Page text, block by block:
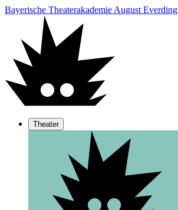
Bayerische Theaterakademie August Everding
Theater